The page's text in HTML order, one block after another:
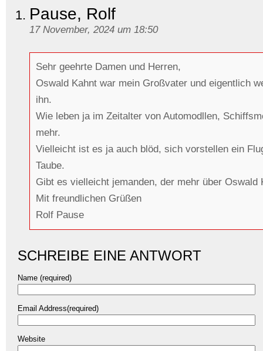
Pause, Rolf
17 November, 2024 um 18:50
Sehr geehrte Damen und Herren,
Oswald Kahnt war mein Großvater und eigentlich
ihn.
Wie leben ja im Zeitalter von Automodllen,
mehr.
Vielleicht ist es ja auch blöd, sich vorstellen ein
Taube.
Gibt es vielleicht jemanden, der mehr über Oswald
Mit freundlichen Grüßen
Rolf Pause
SCHREIBE EINE ANTWORT
Name (required)
Email Address(required)
Website